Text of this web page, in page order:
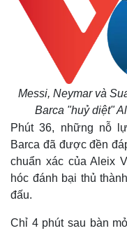
Messi, Neymar và
Barca "huỷ diệt"
Phút 36, những nỗ
Barca đã được đền
chuẩn xác của Aleix
hóc đánh bại thủ
đấu.
Chỉ 4 phút sau bàn